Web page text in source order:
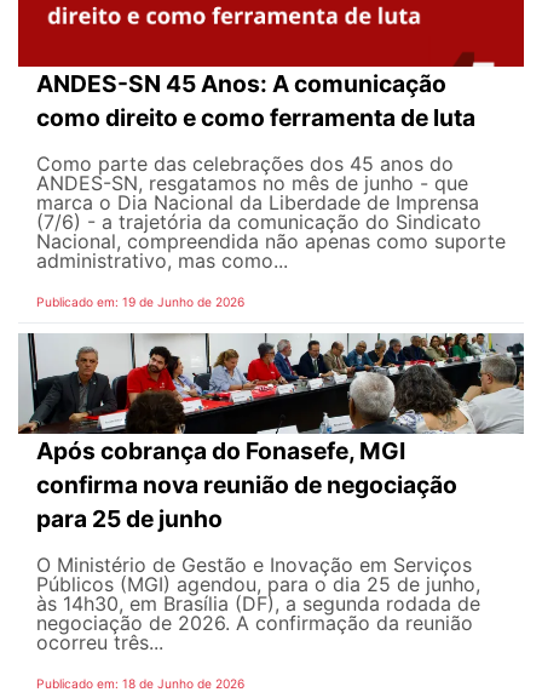
ANDES-SN 45 Anos: A comunicação
como direito e como ferramenta de luta
Como parte das celebrações dos 45 anos do
ANDES-SN, resgatamos no mês de junho - que
marca o Dia Nacional da Liberdade de Imprensa
(7/6) - a trajetória da comunicação do Sindicato
Nacional, compreendida não apenas como suporte
administrativo, mas como...
Publicado em: 19 de Junho de 2026
Após cobrança do Fonasefe, MGI
confirma nova reunião de negociação
para 25 de junho
O Ministério de Gestão e Inovação em Serviços
Públicos (MGI) agendou, para o dia 25 de junho,
às 14h30, em Brasília (DF), a segunda rodada de
negociação de 2026. A confirmação da reunião
ocorreu três...
Publicado em: 18 de Junho de 2026